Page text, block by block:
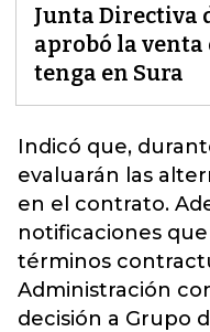
Junta Directiva
aprobó la
tenga en Sura
Indicó que,
evaluarán las
en el contrato.
notificaciones
términos
Administración
decisión a Grupo